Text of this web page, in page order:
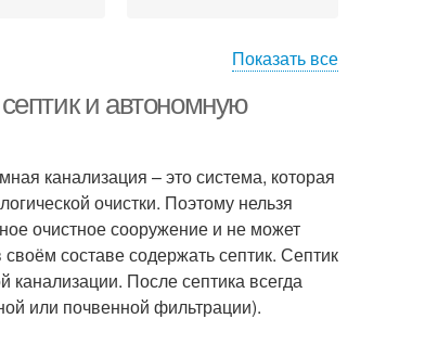
Требования к
канализации
Показать все
и автономную
канализация – это система, которая
очистки. Поэтому нельзя
очистное сооружение и не может
составе содержать септик. Септик
канализации. После септика всегда
или почвенной фильтрации).